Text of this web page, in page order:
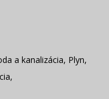
a kanalizácia, Plyn,
,